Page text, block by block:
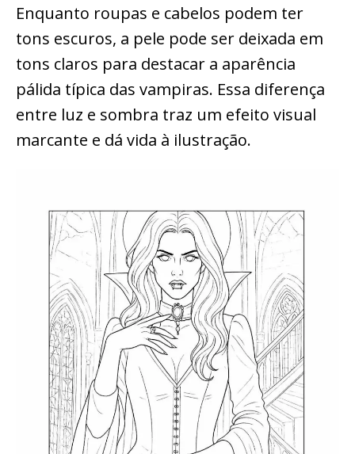
Enquanto roupas e cabelos podem ter
tons escuros, a pele pode ser deixada em
tons claros para destacar a aparência
pálida típica das vampiras. Essa diferença
entre luz e sombra traz um efeito visual
marcante e dá vida à ilustração.